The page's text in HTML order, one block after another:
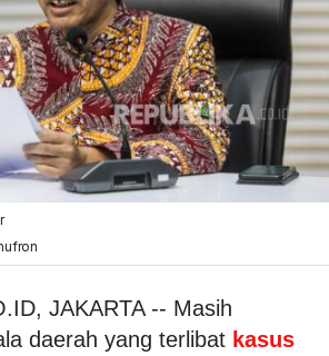
JAKARTA -- Masih
daerah yang terlibat kasus